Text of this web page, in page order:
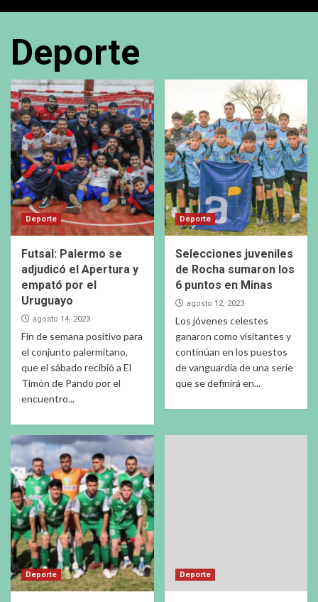
Deporte
Deporte
Futsal: Palermo se
adjudicó el Apertura y
empató por el
Uruguayo
agosto 14, 2023
Fin de semana positivo para
el conjunto palermitano,
que el sábado recibió a El
Timón de Pando por el
encuentro...
Deporte
Selecciones juveniles
de Rocha sumaron los
6 puntos en Minas
agosto 12, 2023
Los jóvenes celestes
ganaron como visitantes y
continúan en los puestos
de vanguardia de una serie
que se definirá en...
Deporte Deporte